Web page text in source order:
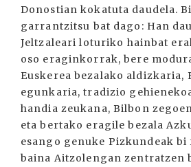
Donostian kokatuta daudela.
garrantzitsu bat dago: Han
Jeltzaleari loturiko hainbat
oso eraginkorrak, bere
Euskerea bezalako aldizkaria,
egunkaria, tradizio
handia zeukana, Bilbon
eta bertako eragile bezala
esango genuke Pizkundeak
baina Aitzolengan zentratzen